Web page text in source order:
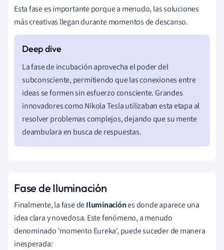
Esta fase es importante porque a menudo, las soluciones
más creativas llegan durante momentos de descanso.
La fase de incubación aprovecha el poder del
subconsciente, permitiendo que las conexiones entre
ideas se formen sin esfuerzo consciente. Grandes
innovadores como Nikola Tesla utilizaban esta etapa al
resolver problemas complejos, dejando que su mente
deambulara en busca de respuestas.
Fase de Iluminación
Finalmente, la fase deIluminaciónes donde aparece una
idea clara y novedosa. Este fenómeno, a menudo
denominado 'momento Eureka', puede suceder de manera
inesperada: